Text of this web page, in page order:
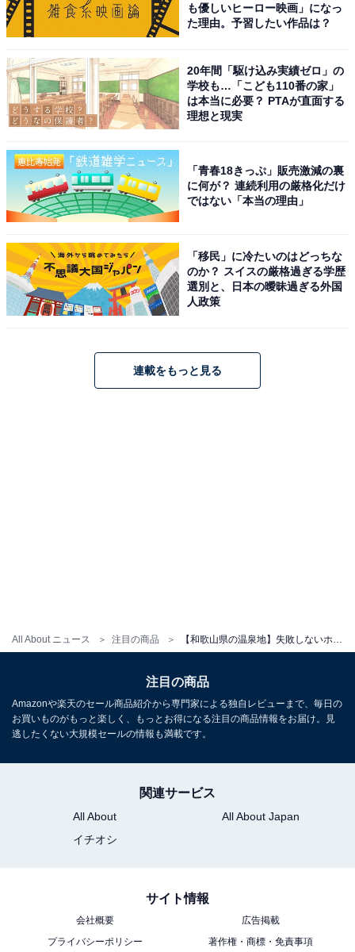
All About ニュース 注目の商品
インフィニート ホテル＆スパ 南紀白浜（画像：「インフィニート ホテル＆
スパ 南紀白浜」公式Webサイトより）
「インフィニート ホテル＆スパ 南紀白浜」は白浜の高台
らは、海と空が繋がるような絶景を堪能できます。食事
は本格イタリアン「ガーデンレストラン ジョヴァンニ」
交通手段：南紀白浜空港より車で約5分／JR白浜駅・空
港より無料送迎バスあり（要予約）
大人1名（参考価格）：2万5850円
※料金は公式Webサイト参考価格
チェックイン・チェックアウト
チェックイン：15:00
も優しいヒーロー映画」になっ
た理由。予習したい作品は？
20年間「駆け込み実績ゼロ」の
学校も…「こども110番の家」
は本当に必要？ PTAが直面する
理想と現実
「青春18きっぷ」販売激減の裏
に何が？ 連続利用の厳格化だけ
ではない「本当の理由」
「移民」に冷たいのはどっちな
のか？ スイスの厳格過ぎる学歴
選別と、日本の曖昧過ぎる外国
人政策
連載をもっと見る
注目の商品
Amazonや楽天のセール商品紹介から専門家による独自レビューまで、毎日の
お買いものがもっと楽しく、もっとお得になる注目の商品情報をお届け。見
逃したくない大規模セールの情報も満載です。
関連サービス
All About
All About Japan
イチオシ
サイト情報
会社概要
広告掲載
プライバシーポリシー
著作権・商標・免責事項